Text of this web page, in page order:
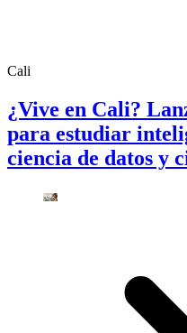
Cali
¿Vive en Cali?
para estudiar
ciencia de datos y